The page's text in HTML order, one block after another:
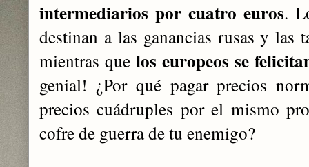
intermediarios por cuatro euros.
destinan a las ganancias rusas y las
mientras que los europeos se
genial! ¿Por qué pagar precios
precios cuádruples por el mismo
cofre de guerra de tu enemigo?